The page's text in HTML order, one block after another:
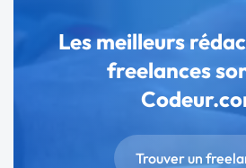
Les meilleurs
freelances
Trouver un